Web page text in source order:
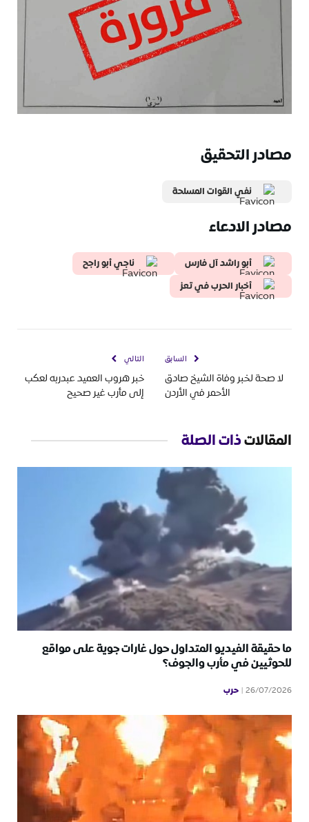
مصادر التحقيق
نفي القوات المسلحة
مصادر الادعاء
أبو راشد آل فارس
ناجي أبو راجح
أخبار الحرب في تعز
السابق
لا صحة لخبر وفاة الشيخ صادق
الأحمر في الأردن
التالي
خبر هروب العميد عبدربه لعكب
إلى مأرب غير صحيح
المقالاتذات الصلة
ما حقيقة الفيديو المتداول حول غارات جوية على مواقع
للحوثيين في مأرب والجوف؟
26/07/2026 حرب